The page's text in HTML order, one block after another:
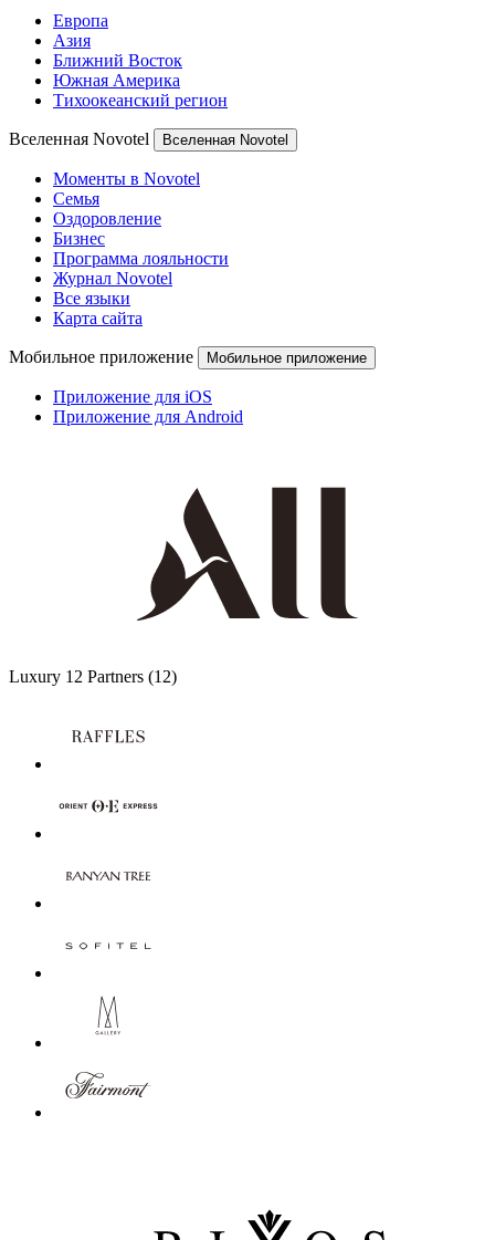
Европа
Азия
Ближний Восток
Южная Америка
Тихоокеанский регион
Вселенная Novotel Вселенная Novotel
Моменты в Novotel
Семья
Оздоровление
Бизнес
Программа лояльности
Журнал Novotel
Все языки
Карта сайта
Мобильное приложение Мобильное приложение
Приложение для iOS
Приложение для Android
Luxury 12 Partners (12)